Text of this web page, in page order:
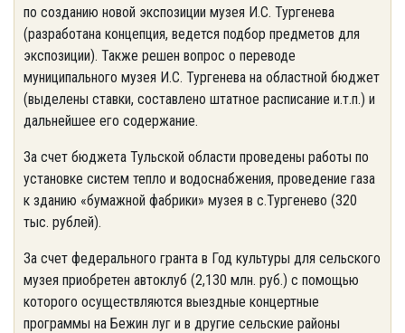
по созданию новой экспозиции музея И.С. Тургенева
(разработана концепция, ведется подбор предметов для
экспозиции). Также решен вопрос о переводе
муниципального музея И.С. Тургенева на областной бюджет
(выделены ставки, составлено штатное расписание и.т.п.) и
дальнейшее его содержание.
За счет бюджета Тульской области проведены работы по
установке систем тепло и водоснабжения, проведение газа
к зданию «бумажной фабрики» музея в с.Тургенево (320
тыс. рублей).
За счет федерального гранта в Год культуры для сельского
музея приобретен автоклуб (2,130 млн. руб.) с помощью
которого осуществляются выездные концертные
программы на Бежин луг и в другие сельские районы